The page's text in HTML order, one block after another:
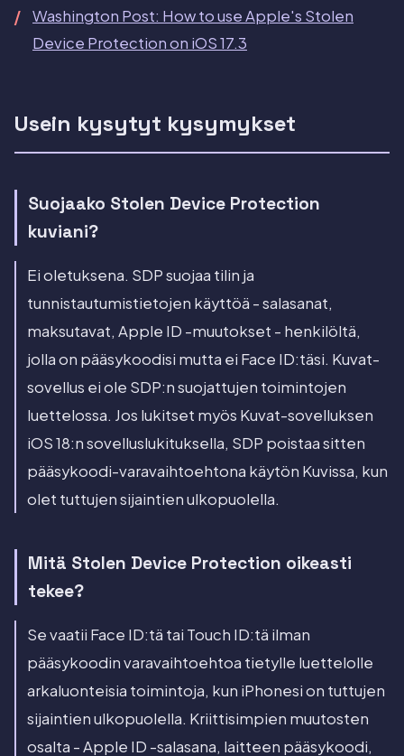
Washington Post: How to use Apple's Stolen
Device Protection on iOS 17.3
Usein kysytyt kysymykset
Suojaako Stolen Device Protection
kuviani?
Ei oletuksena. SDP suojaa tilin ja
tunnistautumistietojen käyttöä - salasanat,
maksutavat, Apple ID -muutokset - henkilöltä,
jolla on pääsykoodisi mutta ei Face ID:täsi. Kuvat-
sovellus ei ole SDP:n suojattujen toimintojen
luettelossa. Jos lukitset myös Kuvat-sovelluksen
iOS 18:n sovelluslukituksella, SDP poistaa sitten
pääsykoodi-varavaihtoehtona käytön Kuvissa, kun
olet tuttujen sijaintien ulkopuolella.
Mitä Stolen Device Protection oikeasti
tekee?
Se vaatii Face ID:tä tai Touch ID:tä ilman
pääsykoodin varavaihtoehtoa tietylle luettelolle
arkaluonteisia toimintoja, kun iPhonesi on tuttujen
sijaintien ulkopuolella. Kriittisimpien muutosten
osalta - Apple ID -salasana, laitteen pääsykoodi,